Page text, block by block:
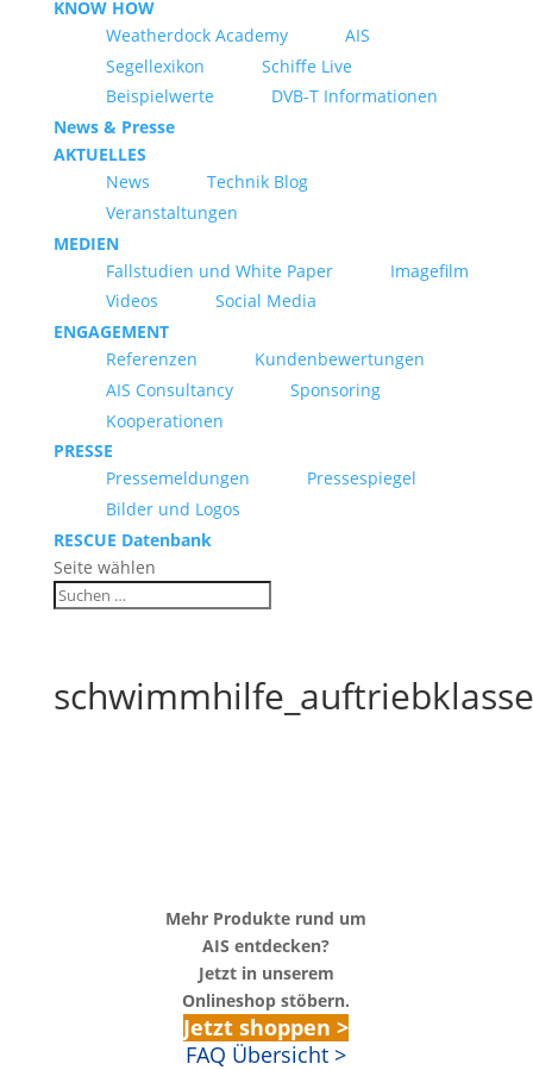
KNOW HOW
Weatherdock Academy
AIS
Segellexikon
Schiffe Live
Beispielwerte
DVB-T Informationen
News & Presse
AKTUELLES
News
Technik Blog
Veranstaltungen
MEDIEN
Fallstudien und White Paper
Imagefilm
Videos
Social Media
ENGAGEMENT
Referenzen
Kundenbewertungen
AIS Consultancy
Sponsoring
Kooperationen
PRESSE
Pressemeldungen
Pressespiegel
Bilder und Logos
RESCUE Datenbank
Seite wählen
Mehr Produkte rund um
AIS entdecken?
Jetzt in unserem
Onlineshop stöbern.
Jetzt shoppen >
FAQ Übersicht >